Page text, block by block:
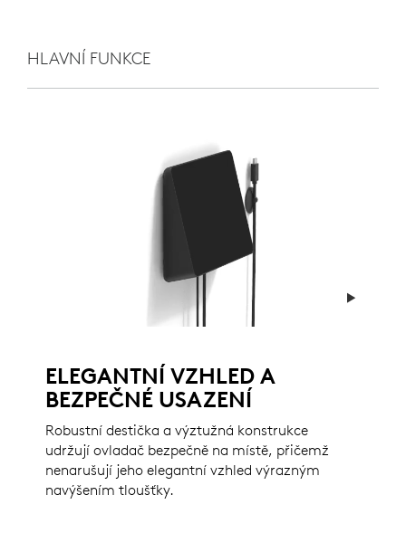
HLAVNÍ FUNKCE
ELEGANTNÍ VZHLED A
BEZPEČNÉ USAZENÍ
Robustní destička a výztužná konstrukce
udržují ovladač bezpečně na místě, přičemž
nenarušují jeho elegantní vzhled výrazným
navýšením tloušťky.